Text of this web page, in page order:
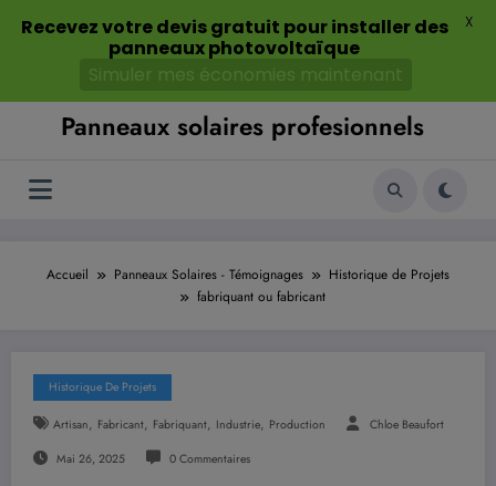
août 9, 2026 4:13:30 AM
Panneaux solaires profesionnels
Accueil Panneaux Solaires - Témoignages
Historique de Projets
fabriquant ou fabricant
Historique De Projets
Artisan, Fabricant, Fabriquant, Industrie, Production Chloe Beaufort
Mai 26, 2025 0 Commentaires
Recevez votre devis gratuit pour installer des
panneaux photovoltaïque
X